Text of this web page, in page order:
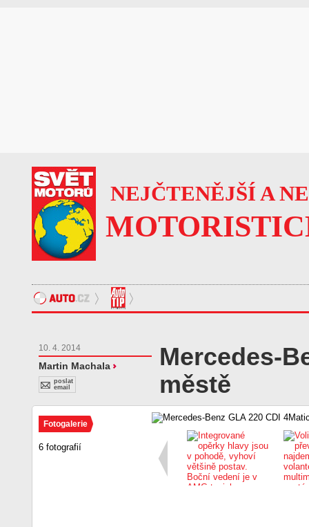
NEJČTENĚJŠÍ A
10. 4. 2014
Martin Machala
poslat
email
Mercedes-
městě
Fotogalerie
6 fotografií